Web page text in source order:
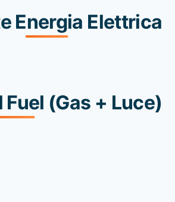
Energia Elettrica
(Gas + Luce)